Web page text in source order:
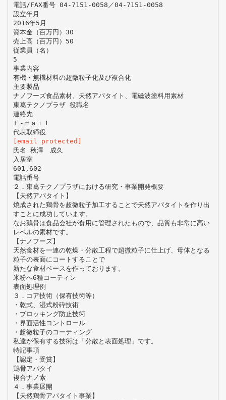
電話/FAX番号 04-7151-0058／04-7151-0058
設立年月
2016年5月
資本金（百万円）30
売上高（百万円）50
従業員（名）
5
事業内容
有機・無機材料の超微粒子化及び複合化
主要製品
ナノフーズ食品素材、天然アパタイト、電磁波塗料用素材
東葛テクノプラザ 役職名
連絡先
Ｅ-ｍａｉｌ
代表取締役
[email protected]
氏名 秋澤 成久
入居室
601,602
電話番号
２．東葛テクノプラザにおける研究・事業開発概要
【天然アパタイト】
焼成された鶏骨を超微粒子加工することで天然アパタイトを作り出
すことに成功しています。
なお鶏骨は食品会社が食用に管理されたもので、品質も非常に高い
レベルの素材です。
【ナノフーズ】
天然食材を一連の乾燥・分散工程で超微粒子に仕上げ、母体となる
粒子の表面にコートすることで
新たな食材ベースを作っております。
米粉へ6種コーティン
表面処理例
３．コア技術（保有技術等）
・乾式、湿式粉砕技術
・ブロッキング防止技術
・界面活性コントロール
・超微粒子のコーティング
私達が保有する技術は「分散と表面処理」です。
特記事項
【認定・受賞】
鶏骨アパタイ
複合ナノ素
４．事業展開
【天然鶏骨アパタイト事業】